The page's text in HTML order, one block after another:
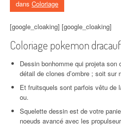
dans Coloriage
[google_cloaking] [google_cloaking]
Coloriage pokemon
Dessin bonhomme qui projeta
détail de clones d’ombre ; soit sur
Et fruitsquels sont parfois vêtu de
ou.
Squelette dessin est de votre
noeuds avancé avec les